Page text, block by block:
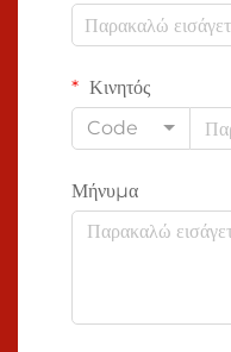
Κινητός
Code
Μήνυμα